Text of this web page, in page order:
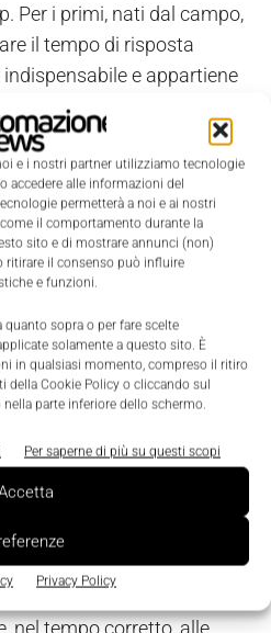
e i nostri partner utilizziamo tecnologie
accedere alle informazioni del
permetterà a noi e ai nostri
il comportamento durante la
sito e di mostrare annunci (non)
ritirare il consenso può influire
e funzioni.
sopra o per fare scelte
solamente a questo sito. È
in qualsiasi momento, compreso il ritiro
della Cookie Policy o cliccando sul
parte inferiore dello schermo.
Per saperne di più su questi scopi
Privacy Policy
Per i primi, nati dal campo,
il tempo di risposta
e appartiene
stati sviluppati. La
gestionali, di contro, nasce
e il cosiddetto 'real-time'
istantaneo, ma della
più rapidi e ravvicinati nel
un manager può
ottenuta in un giorno,
seguente, per
della propria azienda e
un responsabile di
ogni istante, cosa sta
ed essere
di qualunque non
fondamentale disporre di
di integrare dati
decisamente diversi
nel tempo corretto, alle